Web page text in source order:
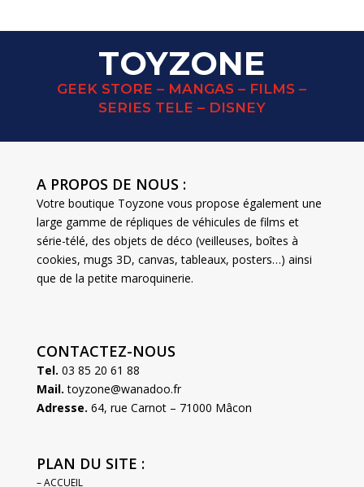
TOYZONE
GEEK STORE – MANGAS – FILMS –
SERIES TELE – DISNEY
A PROPOS DE NOUS :
Votre boutique Toyzone vous propose également une
large gamme de répliques de véhicules de films et
série-télé, des objets de déco (veilleuses, boîtes à
cookies, mugs 3D, canvas, tableaux, posters…) ainsi
que de la petite maroquinerie.
CONTACTEZ-NOUS
Tel. 03 85 20 61 88
Mail. toyzone@wanadoo.fr
Adresse. 64, rue Carnot – 71000 Mâcon
PLAN DU SITE :
– ACCUEIL